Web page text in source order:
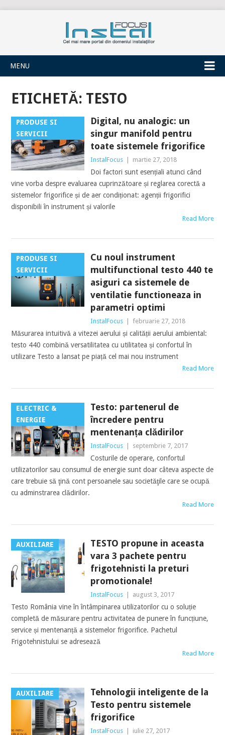
INSTALFOCUS
MENU
ETICHETĂ: TESTO
PRODUSE SI
SERVICII
Digital, nu analogic: un
singur manifold pentru
toate sistemele frigorifice
InstalFocus martie 27, 2018
Doi factori sunt esențiali atunci când
vine vorba despre evaluarea cuprinzătoare și reglarea corectă a
sistemelor frigorifice și de aer condiționat: agenții frigorifici
disponibili în instrument și valorile
Read More
PRODUSE SI
SERVICII
Cu noul instrument
multifunctional testo 440 te
asiguri ca sistemele de
ventilatie functioneaza in
parametri optimi
InstalFocus februarie 27, 2018
Măsurarea intuitivă a vitezei aerului și calității aerului ambiental:
testo 440 combină versatilitatea cu utilitatea și confortul în
utilizare Testo a lansat pe piață cel mai nou instrument
Read More
ELECTRIC &
ENERGIE
Testo: partenerul de
încredere pentru
mentenanța clădirilor
InstalFocus septembrie 7, 2017
Costurile de operare, confortul
utilizatorilor sau consumul de energie sunt doar câteva aspecte de
care trebuie să ţină cont persoanele sau societăţile care se ocupă
cu adminstrarea clădirilor.
Read More
AUXILIARE
TESTO propune in aceasta
vara 3 pachete pentru
frigotehnisti la preturi
promotionale!
InstalFocus august 3, 2017
Testo România vine în întâmpinarea utilizatorilor cu o soluție
completă de măsurare pentru activitatea de punere în funcțiune,
service și mentenanță a sistemelor frigorifice. Pachetul
Frigotehnistului se adresează
Read More
AUXILIARE
Tehnologii inteligente de la
Testo pentru sistemele
frigorifice
InstalFocus iulie 27, 2017